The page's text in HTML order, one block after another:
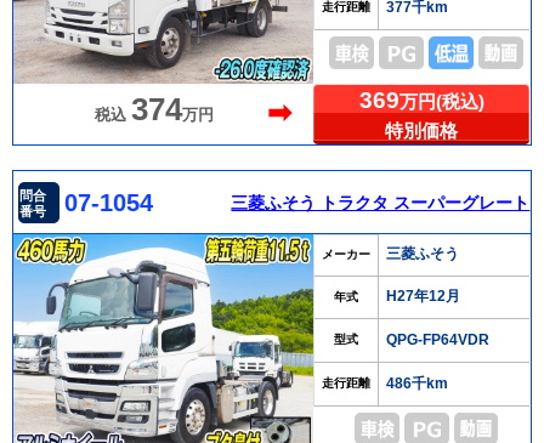
走行距離 377千km
税込 374万円 ➡ 369万円(税込)
特別価格
問合
番号
07-1054 三菱ふそう トラクタ スーパーグレート
メーカー 三菱ふそう
年式 H27年12月
型式 QPG-FP64VDR
走行距離 486千km